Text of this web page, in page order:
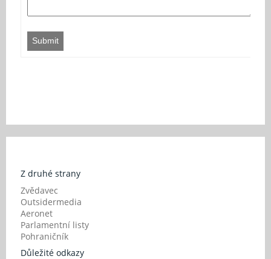
Submit
Z druhé strany
Zvědavec
Outsidermedia
Aeronet
Parlamentní listy
Pohraničník
Důležité odkazy